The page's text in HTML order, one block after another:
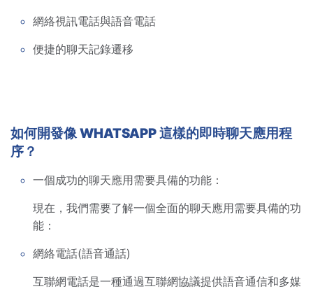
網絡視訊電話與語音電話
便捷的聊天記錄遷移
如何開發像 WHATSAPP 這樣的即時聊天應用程
序？
一個成功的聊天應用需要具備的功能：
現在，我們需要了解一個全面的聊天應用需要具備的功
能：
網絡電話(語音通話)
互聯網電話是一種通過互聯網協議提供語音通信和多媒